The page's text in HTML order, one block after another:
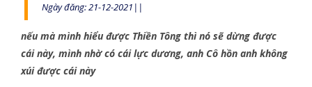
Ngày đăng: 21-12-2021||
nếu mà mình hiểu được Thiền Tông thì nó sẽ dừng được
cái này, mình nhờ có cái lực dương, anh Cô hồn anh không
xúi được cái này